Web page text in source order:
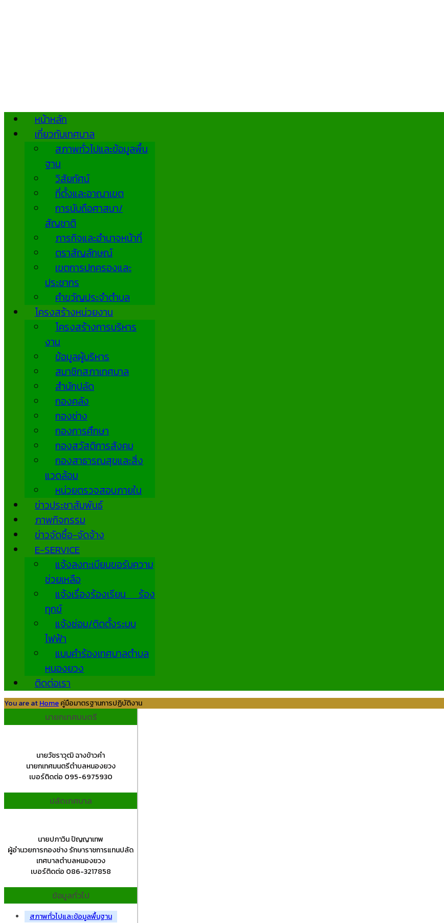
หน้าหลัก
เกี่ยวกับเทศบาล
สภาพทั่วไปและข้อมูลพื้น
ฐาน
วิสัยทัศน์
ที่ตั้งและอาณาเขต
การนับถือศาสนา/
สัญชาติ
ภารกิจและอำนาจหน้าที่
ตราสัญลักษณ์
เขตการปกครองและ
ประชากร
คำขวัญประจำตำบล
โครงสร้างหน่วยงาน
โครงสร้างการบริหาร
งาน
ข้อมูลผู้บริหาร
สมาชิกสภาเทศบาล
สำนักปลัด
กองคลัง
กองช่าง
กองการศึกษา
กองสวัสดิการสังคม
กองสาธารณสุขและสิ่ง
แวดล้อม
หน่วยตรวจสอบภายใน
ข่าวประชาสัมพันธ์
ภาพกิจกรรม
ข่าวจัดซื้อ-จัดจ้าง
E-SERVICE
แจ้งลงทะเบียนขอรับความ
ช่วยเหลือ
แจ้งเรื่องร้องเรียน ร้อง
ทุกข์
แจ้งซ่อม/ติดตั้งระบบ
ไฟฟ้า
แบบคำร้องเทศบาลตำบล
หนองยวง
ติดต่อเรา
You are atHomeคู่มือมาตรฐานการปฏิบัติงาน
นายกเทศมนตรี
นายวัชราวุฒิ ฉางข้าวคำ
นายกเทศมนตรีตำบลหนองยวง
เบอร์ติดต่อ 095-6975930
ปลัดเทศบาล
นายปภาวิน ปัญญาเทพ
ผู้อำนวยการกองช่าง รักษาราชการแทนปลัด
เทศบาลตำบลหนองยวง
เบอร์ติดต่อ 086-3217858
ข้อมูลทั่วไป
สภาพทั่วไปและข้อมูลพื้นฐาน